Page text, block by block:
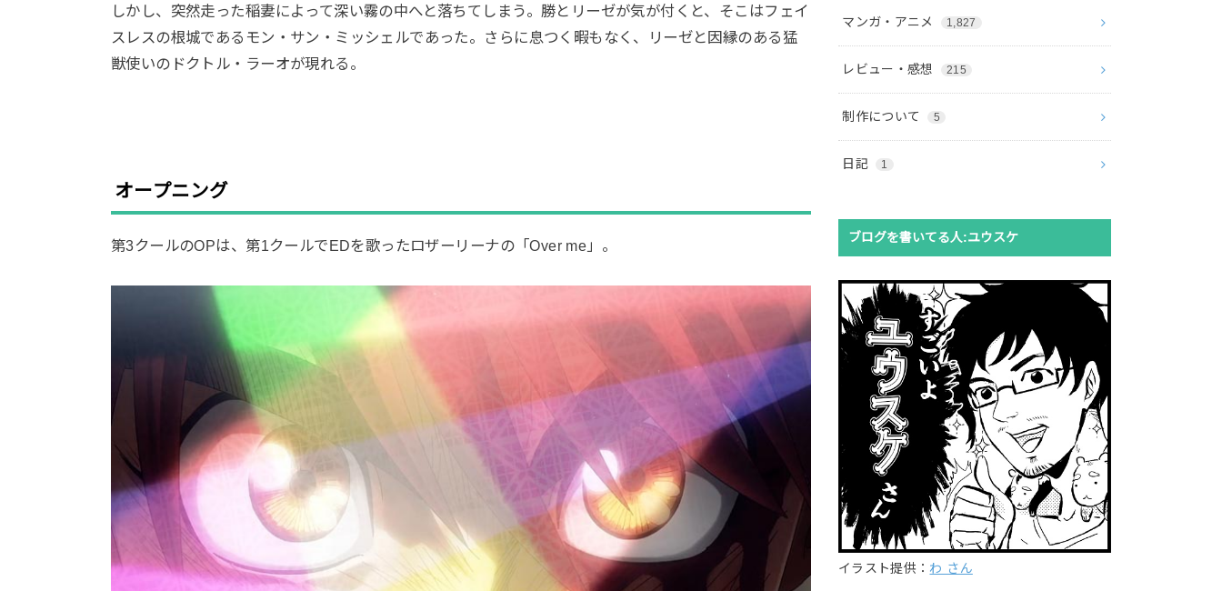
しかし、突然走った稲妻によって深い霧の中へと落ちてしまう。勝とリーゼが気が付くと、そこはフェイ
スレスの根城であるモン・サン・ミッシェルであった。さらに息つく暇もなく、リーゼと因縁のある猛
獣使いのドクトル・ラーオが現れる。
オープニング
第3クールのOPは、第1クールでEDを歌ったロザーリーナの「Over me」。
マンガ・アニメ 1,827
レビュー・感想 215
制作について 5
日記 1
ブログを書いてる人:ユウスケ
イラスト提供： わ さん